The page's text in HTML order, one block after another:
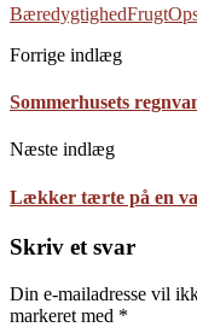
BæredygtighedFrugt
Forrige indlæg
Sommerhusets
Næste indlæg
Lækker tærte på en
Skriv et svar
Din e-mailadresse vil
markeret med *